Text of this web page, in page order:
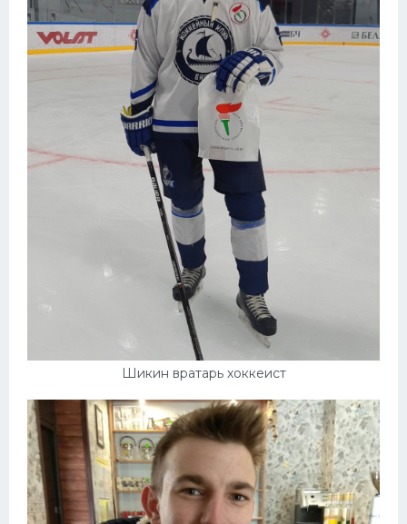
Шикин вратарь хоккеист